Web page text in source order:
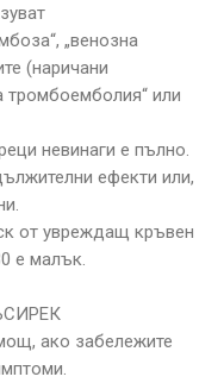
„венозна
(наричани
тромбоемболия“ или
невинаги е пълно.
ефекти или,
от увреждащ кръвен
е малък.
ако забележите